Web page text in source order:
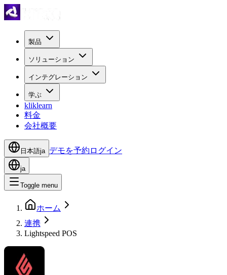
製品
ソリューション
インテグレーション
学ぶ
kliklearn
料金
会社概要
日本語ja デモを予約 ログイン
ja
Toggle menu
ホーム
連携
Lightspeed POS